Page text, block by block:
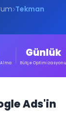
Tekman
Günlük
Bütçe Optimizasyonu
Ads'in